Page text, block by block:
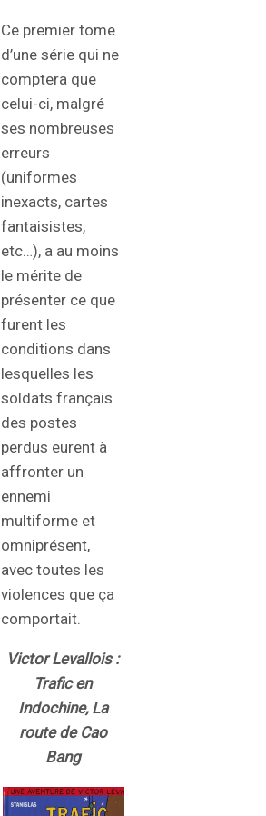
Ce premier tome
d’une série qui ne
comptera que
celui-ci, malgré
ses nombreuses
erreurs
(uniformes
inexacts, cartes
fantaisistes,
etc…), a au moins
le mérite de
présenter ce que
furent les
conditions dans
lesquelles les
soldats français
des postes
perdus eurent à
affronter un
ennemi
multiforme et
omniprésent,
avec toutes les
violences que ça
comportait.
Victor Levallois :
Trafic en
Indochine, La
route de Cao
Bang